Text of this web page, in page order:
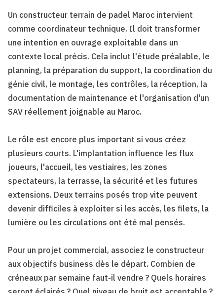
Un constructeur terrain de padel Maroc intervient
comme coordinateur technique. Il doit transformer
une intention en ouvrage exploitable dans un
contexte local précis. Cela inclut l'étude préalable, le
planning, la préparation du support, la coordination du
génie civil, le montage, les contrôles, la réception, la
documentation de maintenance et l'organisation d'un
SAV réellement joignable au Maroc.
Le rôle est encore plus important si vous créez
plusieurs courts. L'implantation influence les flux
joueurs, l'accueil, les vestiaires, les zones
spectateurs, la terrasse, la sécurité et les futures
extensions. Deux terrains posés trop vite peuvent
devenir difficiles à exploiter si les accès, les filets, la
lumière ou les circulations ont été mal pensés.
Pour un projet commercial, associez le constructeur
aux objectifs business dès le départ. Combien de
créneaux par semaine faut-il vendre ? Quels horaires